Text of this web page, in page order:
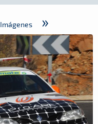
Imágenes »